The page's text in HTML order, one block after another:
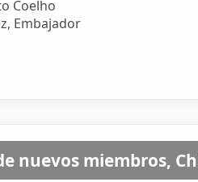
Coelho
Embajador
nuevos miembros,